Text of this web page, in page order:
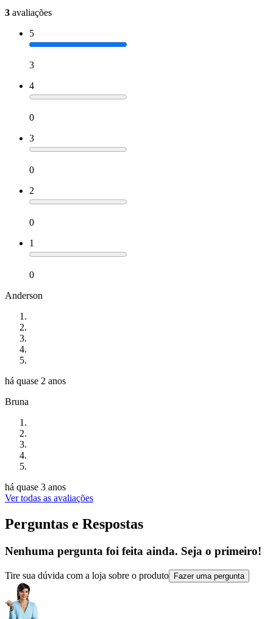
3 avaliações
5
3
4
0
3
0
2
0
1
0
Anderson
há quase 2 anos
Bruna
há quase 3 anos
Ver todas as avaliações
Perguntas e Respostas
Nenhuma pergunta foi feita ainda. Seja o primeiro!
Tire sua dúvida com a loja sobre o produto Fazer uma pergunta